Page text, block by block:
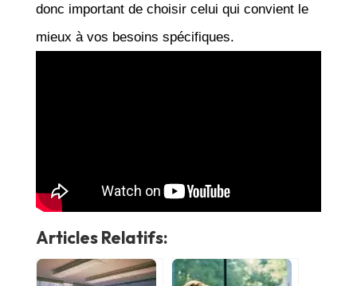
donc important de choisir celui qui convient le
mieux à vos besoins spécifiques.
Articles Relatifs: